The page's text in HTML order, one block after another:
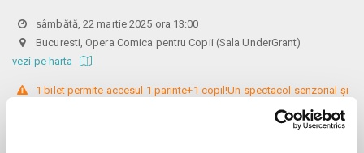
sâmbătă, 22 martie 2025 ora 13:00
Bucuresti, Opera Comica pentru Copii (Sala UnderGrant)
vezi pe harta
1 bilet permite accesul 1 parinte+1 copil!Un spectacol senzorial și
Biletele comandate pe www.bilete.ro cu maximum 3 zile inainte de
spectacol, se vor achita/ridica cu o zi inaintea spectacolului pana in